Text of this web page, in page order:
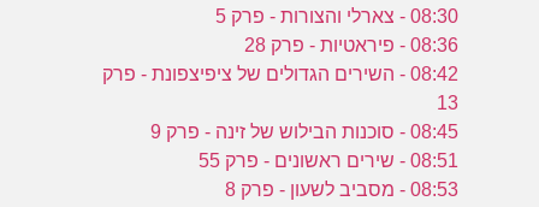
08:30 - צארלי והצורות - פרק 5
08:36 - פיראטיות - פרק 28
08:42 - השירים הגדולים של ציפיצפונת - פרק
13
08:45 - סוכנות הבילוש של זינה - פרק 9
08:51 - שירים ראשונים - פרק 55
08:53 - מסביב לשעון - פרק 8